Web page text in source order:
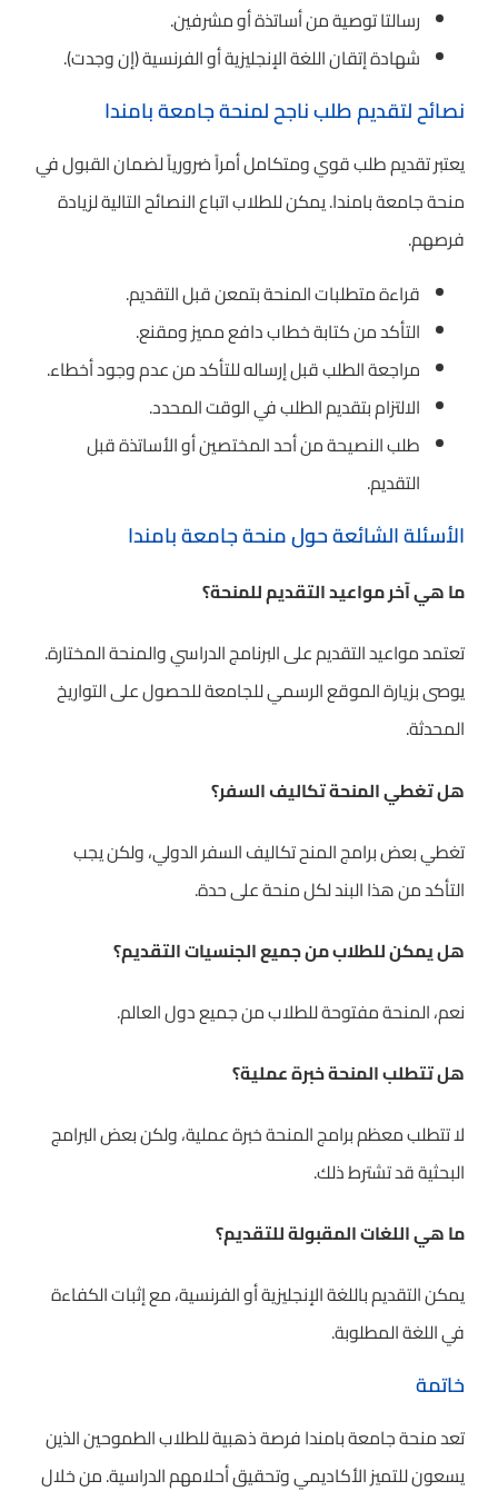
رسالتا توصية من أساتذة أو مشرفين.
شهادة إتقان اللغة الإنجليزية أو الفرنسية (إن وجدت).
نصائح لتقديم طلب ناجح لمنحة جامعة بامندا
يعتبر تقديم طلب قوي ومتكامل أمراً ضرورياً لضمان القبول في
منحة جامعة بامندا. يمكن للطلاب اتباع النصائح التالية لزيادة
فرصهم.
قراءة متطلبات المنحة بتمعن قبل التقديم.
التأكد من كتابة خطاب دافع مميز ومقنع.
مراجعة الطلب قبل إرساله للتأكد من عدم وجود أخطاء.
الالتزام بتقديم الطلب في الوقت المحدد.
طلب النصيحة من أحد المختصين أو الأساتذة قبل
التقديم.
الأسئلة الشائعة حول منحة جامعة بامندا
ما هي آخر مواعيد التقديم للمنحة؟
تعتمد مواعيد التقديم على البرنامج الدراسي والمنحة المختارة.
يوصى بزيارة الموقع الرسمي للجامعة للحصول على التواريخ
المحدثة.
هل تغطي المنحة تكاليف السفر؟
تغطي بعض برامج المنح تكاليف السفر الدولي، ولكن يجب
التأكد من هذا البند لكل منحة على حدة.
هل يمكن للطلاب من جميع الجنسيات التقديم؟
نعم، المنحة مفتوحة للطلاب من جميع دول العالم.
هل تتطلب المنحة خبرة عملية؟
لا تتطلب معظم برامج المنحة خبرة عملية، ولكن بعض البرامج
البحثية قد تشترط ذلك.
ما هي اللغات المقبولة للتقديم؟
يمكن التقديم باللغة الإنجليزية أو الفرنسية، مع إثبات الكفاءة
في اللغة المطلوبة.
خاتمة
تعد منحة جامعة بامندا فرصة ذهبية للطلاب الطموحين الذين
يسعون للتميز الأكاديمي وتحقيق أحلامهم الدراسية. من خلال